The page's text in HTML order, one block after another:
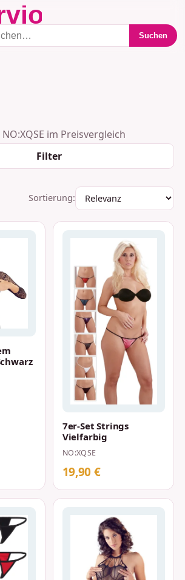
Suchen
im Preisvergleich
Filter
Sortierung:
7er-Set Strings
Vielfarbig
NO:XQSE
19,90 €